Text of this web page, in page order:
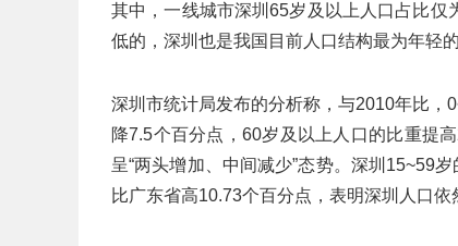
其中，一线城市深圳65岁及以上人口占比仅
低的，深圳也是我国目前人口结构最为年轻的
深圳市统计局发布的分析称，与2010年比，
降7.5个百分点，60岁及以上人口的比重提
呈“两头增加、中间减少”态势。深圳15~59
比广东省高10.73个百分点，表明深圳人口依